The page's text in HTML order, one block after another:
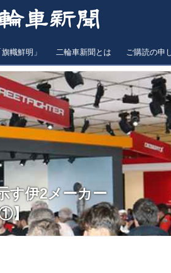
幟鮮明」 二輪車新聞とは ご購読の申
す伊2メーカー
①】